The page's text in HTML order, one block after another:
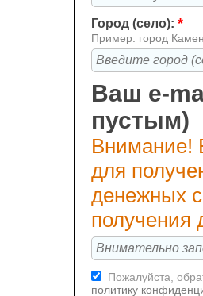
Город (село): *
Пример: город
Ваш e-
пустым)
Внимание!
для
денежных
получения
Пожалуйста,
политику